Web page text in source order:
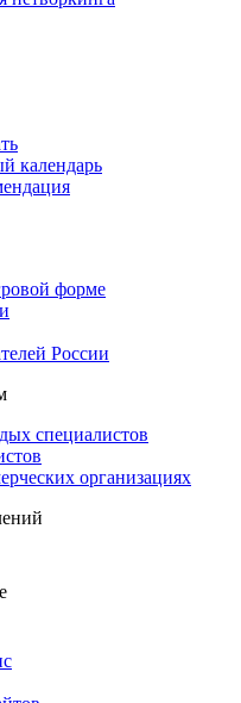
календарь
форме
России
специалистов
организациях